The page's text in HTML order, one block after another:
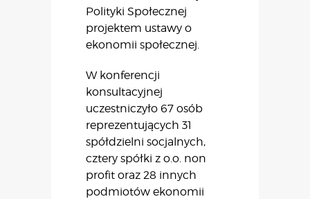
Polityki Społecznej
projektem ustawy o
ekonomii społecznej.
W konferencji
konsultacyjnej
uczestniczyło 67 osób
reprezentujących 31
spółdzielni socjalnych,
cztery spółki z o.o. non
profit oraz 28 innych
podmiotów ekonomii